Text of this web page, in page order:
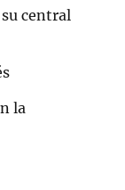
central
la